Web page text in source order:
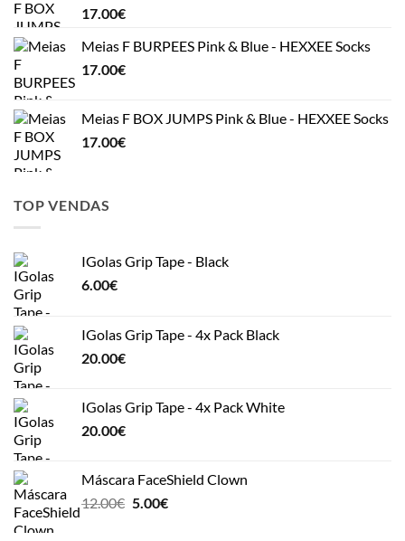
17.00€
Meias F BURPEES Pink & Blue - HEXXEE Socks
17.00€
Meias F BOX JUMPS Pink & Blue - HEXXEE Socks
17.00€
TOP VENDAS
IGolas Grip Tape - Black
6.00€
IGolas Grip Tape - 4x Pack Black
20.00€
IGolas Grip Tape - 4x Pack White
20.00€
Máscara FaceShield Clown
12.00€ Original
5.00€Current